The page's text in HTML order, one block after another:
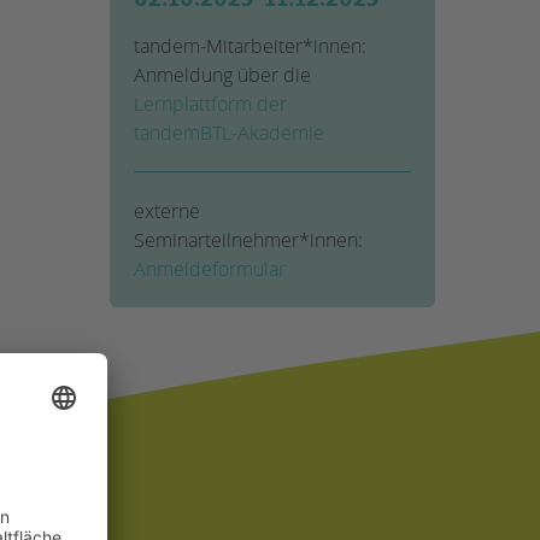
tandem-Mitarbeiter*innen:
Anmeldung über die
Lernplattform der
tandemBTL-Akademie
externe
Seminarteilnehmer*innen:
Anmeldeformular